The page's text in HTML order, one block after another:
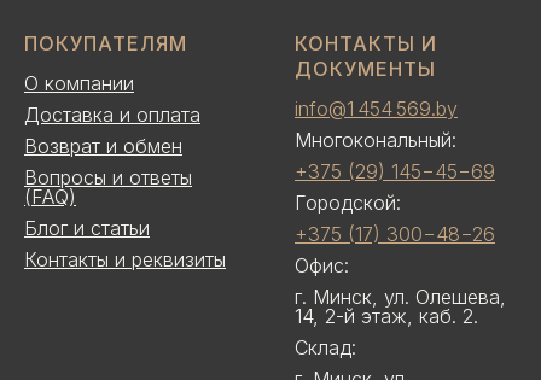
ПОКУПАТЕЛЯМ
О компании
Доставка и оплата
Возврат и обмен
Вопросы и ответы
(FAQ)
Блог и статьи
Контакты и реквизиты
КОНТАКТЫ И
ДОКУМЕНТЫ
info@1 454 569.by
Многокональный:
+375 (29) 145−45−69
Городской:
+375 (17) 300−48−26
Офис:
г. Минск, ул. Олешева,
14, 2-й этаж, каб. 2.
Склад: